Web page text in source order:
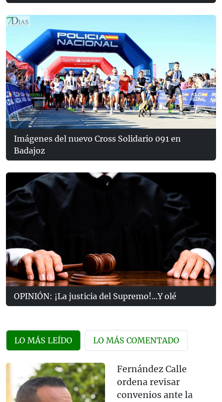
Imágenes del nuevo Cross Solidario 091 en
Badajoz
OPINIÓN: ¡La justicia del Supremo!...Y olé
LO MÁS LEÍDO LO MÁS COMENTADO
Fernández Calle
ordena revisar
convenios ante la